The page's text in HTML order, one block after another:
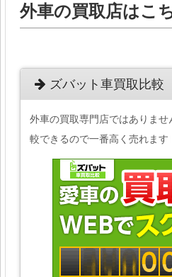
外車の買取店はこ
ズバット車買取比較
外車の買取専門店ではありま
較できるので一番高く売れます